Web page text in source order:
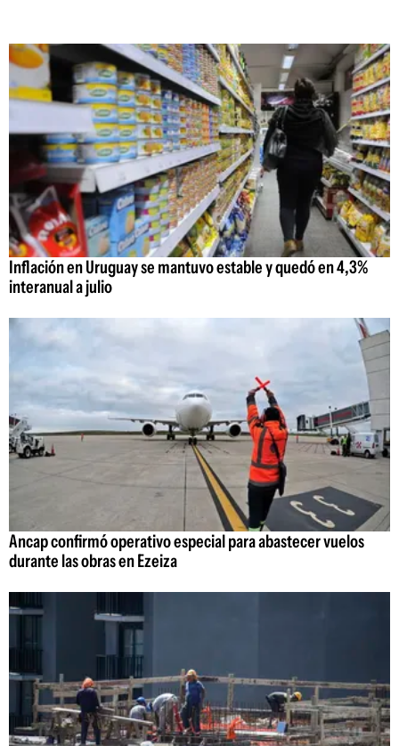
Inflación en Uruguay se mantuvo estable y quedó en 4,3%
interanual a julio
Ancap confirmó operativo especial para abastecer vuelos
durante las obras en Ezeiza